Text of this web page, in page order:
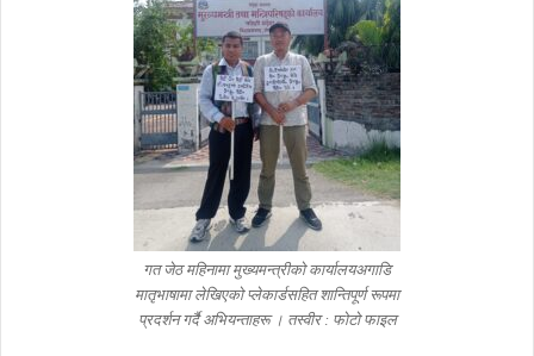
गत जेठ महिनामा मुख्यमन्त्रीकाे कार्यालयअगाडि
मातृभाषामा लेखिएको प्लेकार्डसहित शान्तिपूर्ण रूपमा
प्रदर्शन गर्दै अभियन्ताहरू । तस्वीर : फाेटाे फाइल